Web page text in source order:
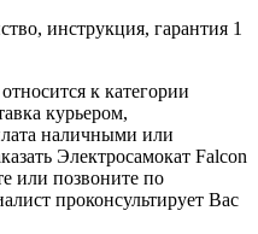
инструкция, гарантия 1
к категории
курьером,
наличными или
Электросамокат Falcon
или позвоните по
проконсультирует Вас